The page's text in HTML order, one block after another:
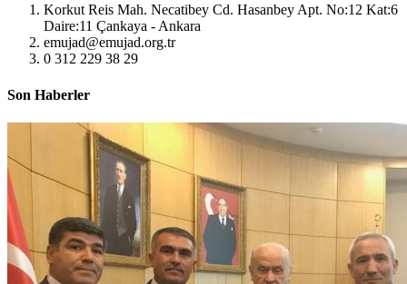
Korkut Reis Mah. Necatibey Cd. Hasanbey Apt. No:12 Kat:6
Daire:11 Çankaya - Ankara
emujad@emujad.org.tr
0 312 229 38 29
Son Haberler